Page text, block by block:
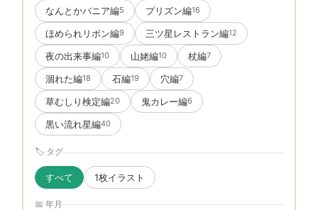
なんとかバニア編5 プリズン編16
ほめられリボン編9 三ツ星レストラン編12
夜の出来事編10 山姥編10 杖編7
涸れた編18 石編19 穴編7
草むしり検定編20 鬼カレー編6
黒い流れ星編40
🏷 タグ
すべて 1枚イラスト
📅 年月